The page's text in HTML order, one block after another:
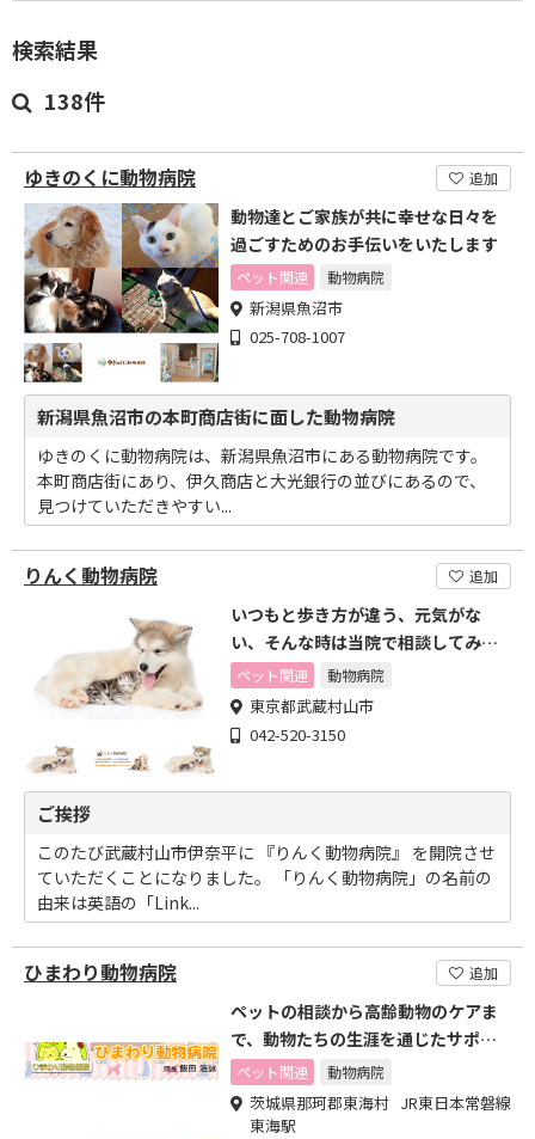
検索結果
138件
ゆきのくに動物病院 追加
動物達とご家族が共に幸せな日々を
過ごすためのお手伝いをいたします
ペット関連 動物病院
新潟県魚沼市
025-708-1007
新潟県魚沼市の本町商店街に面した動物病院
ゆきのくに動物病院は、新潟県魚沼市にある動物病院です。
本町商店街にあり、伊久商店と大光銀行の並びにあるので、
見つけていただきやすい...
りんく動物病院 追加
いつもと歩き方が違う、元気がな
い、そんな時は当院で相談してみて
ください
ペット関連 動物病院
東京都武蔵村山市
042-520-3150
ご挨拶
このたび武蔵村山市伊奈平に 『りんく動物病院』 を開院させ
ていただくことになりました。 「りんく動物病院」の名前の
由来は英語の「Link...
ひまわり動物病院 追加
ペットの相談から高齢動物のケアま
で、動物たちの生涯を通じたサポー
トペット関連 動物病院
茨城県那珂郡東海村 JR東日本常磐線
東海駅